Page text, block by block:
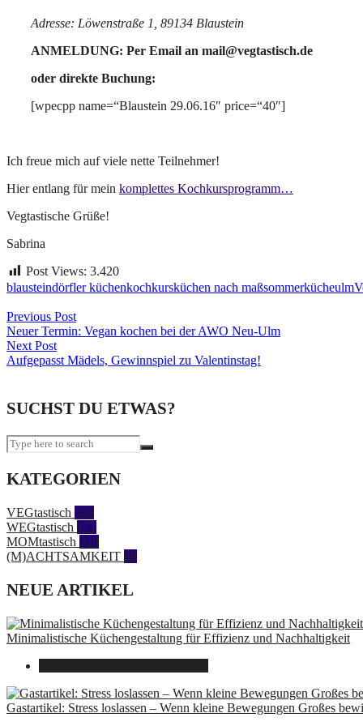
Adresse: Löwenstraße 1, 89134 Blaustein
ANMELDUNG: Per Email an mail@vegtastisch.de
oder direkte Buchung:
[wpecpp name=“Blaustein 29.06.16″ price=“40″]
Ich freue mich auf viele nette Teilnehmer!
Hier entlang für mein komplettes Kochkursprogramm…
Vegtastische Grüße!
Sabrina
Post Views: 3.420
blausteindörfler küchenkochkursküchen nach maßsommerkücheulm
Beitragsnavigation
Previous Post
Neuer Termin: Vegan kochen bei der AWO Neu-Ulm
Next Post
Aufgepasst Mädels, Gewinnspiel zu Valentinstag!
SUCHST DU ETWAS?
KATEGORIEN
VEGtastisch 558
WEGtastisch 171
MOMtastisch 328
(M)ACHTSAMKEIT 28
NEUE ARTIKEL
Minimalistische Küchengestaltung für Effizienz und Nachhaltigkeit
Gastartikel: Stress loslassen – Wenn kleine Bewegungen Großes